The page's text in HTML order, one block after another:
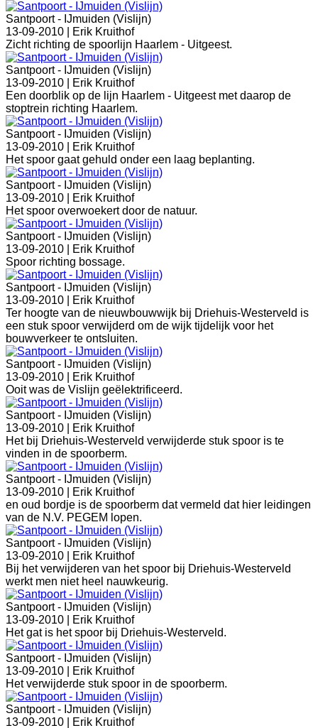
Santpoort - IJmuiden (Vislijn)
13-09-2010 |
Erik Kruithof
Zicht richting de spoorlijn Haarlem - Uitgeest.
Santpoort - IJmuiden (Vislijn)
13-09-2010 |
Erik Kruithof
Een doorblik op de lijn Haarlem - Uitgeest met daarop de
stoptrein richting Haarlem.
Santpoort - IJmuiden (Vislijn)
13-09-2010 |
Erik Kruithof
Het spoor gaat gehuld onder een laag beplanting.
Santpoort - IJmuiden (Vislijn)
13-09-2010 |
Erik Kruithof
Het spoor overwoekert door de natuur.
Santpoort - IJmuiden (Vislijn)
13-09-2010 |
Erik Kruithof
Spoor richting bossage.
Santpoort - IJmuiden (Vislijn)
13-09-2010 |
Erik Kruithof
Ter hoogte van de nieuwbouwwijk bij Driehuis-Westerveld is
een stuk spoor verwijderd om de wijk tijdelijk voor het
bouwverkeer te ontsluiten.
Santpoort - IJmuiden (Vislijn)
13-09-2010 |
Erik Kruithof
Ooit was de Vislijn geëlektrificeerd.
Santpoort - IJmuiden (Vislijn)
13-09-2010 |
Erik Kruithof
Het bij Driehuis-Westerveld verwijderde stuk spoor is te
vinden in de spoorberm.
Santpoort - IJmuiden (Vislijn)
13-09-2010 |
Erik Kruithof
en oud bordje is de spoorberm dat vermeld dat hier leidingen
van de N.V. PEGEM lopen.
Santpoort - IJmuiden (Vislijn)
13-09-2010 |
Erik Kruithof
Bij het verwijderen van het spoor bij Driehuis-Westerveld
werkt men niet heel nauwkeurig.
Santpoort - IJmuiden (Vislijn)
13-09-2010 |
Erik Kruithof
Het gat is het spoor bij Driehuis-Westerveld.
Santpoort - IJmuiden (Vislijn)
13-09-2010 |
Erik Kruithof
Het verwijderde stuk spoor in de spoorberm.
Santpoort - IJmuiden (Vislijn)
13-09-2010 |
Erik Kruithof